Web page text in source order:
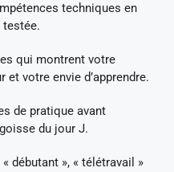
techniques en
testée.
qui montrent votre
votre envie d’apprendre.
de pratique avant
du jour J.
débutant », « télétravail »